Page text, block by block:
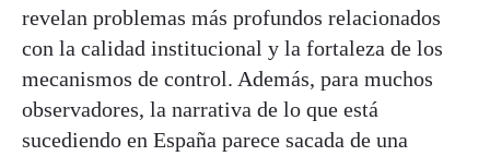
revelan problemas más profundos relacionados
con la calidad institucional y la fortaleza de los
mecanismos de control. Además, para muchos
observadores, la narrativa de lo que está
sucediendo en España parece sacada de una